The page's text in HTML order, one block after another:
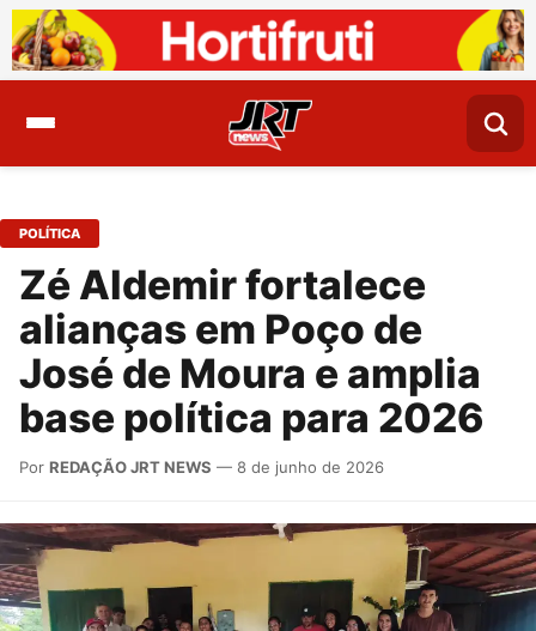
POLÍTICA
Zé Aldemir fortalece
alianças em Poço de
José de Moura e amplia
base política para 2026
Por REDAÇÃO JRT NEWS — 8 de junho de 2026